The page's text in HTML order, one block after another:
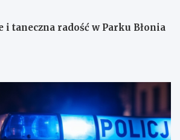
i taneczna radość w Parku Błonia